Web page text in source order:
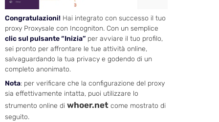
Congratulazioni! Hai integrato con successo il tuo
proxy Proxysale con Incogniton. Con un semplice
clic sul pulsante “Inizia” per avviare il tuo profilo,
sei pronto per affrontare le tue attività online,
salvaguardando la tua privacy e godendo di un
completo anonimato.
Nota: per verificare che la configurazione del proxy
sia effettivamente intatta, puoi utilizzare lo
strumento online di whoer.net come mostrato di
seguito.